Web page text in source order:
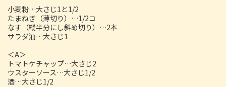
小麦粉…大さじ1と1/2
たまねぎ（薄切り）…1/2コ
なす（縦半分にし斜め切り）…2本
サラダ油…大さじ1
＜A＞
トマトケチャップ…大さじ2
ウスターソース…大さじ1/2
酒…大さじ1/2